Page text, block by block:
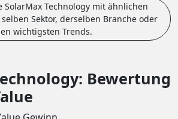
SolarMax Technology mit ähnlichen
Sektor, derselben Branche oder
wichtigsten Trends.
Bewertung